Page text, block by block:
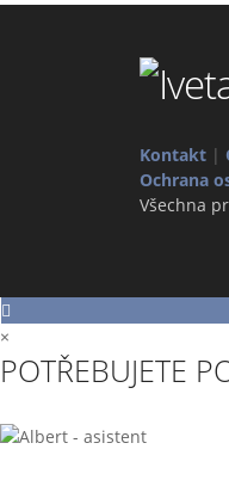
Kontakt |
Ochrana
Všechna
×
POTŘEBUJETE